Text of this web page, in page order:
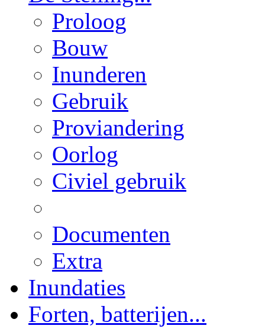
Proloog
Bouw
Inunderen
Gebruik
Proviandering
Oorlog
Civiel gebruik
Documenten
Extra
Inundaties
Forten, batterijen...